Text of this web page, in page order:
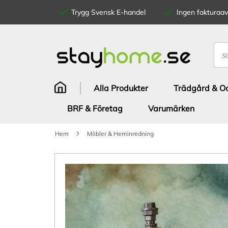
Trygg Svensk E-handel Ingen
innehållet
Sök
Alla Produkter Trädgård &
BRF & Företag
Varumärken
Hem Möbler & Heminredning
slutet
bildgalleriet